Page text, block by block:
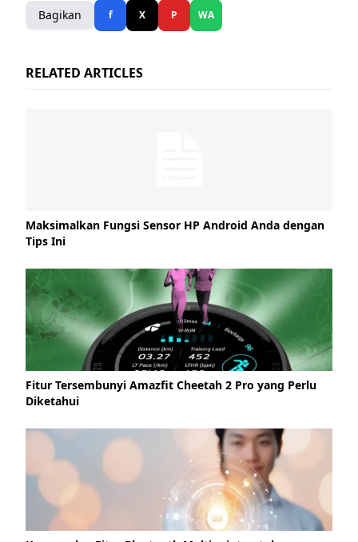
Bagikan f X P WA
RELATED ARTICLES
Maksimalkan Fungsi Sensor HP Android Anda dengan
Tips Ini
Fitur Tersembunyi Amazfit Cheetah 2 Pro yang Perlu
Diketahui